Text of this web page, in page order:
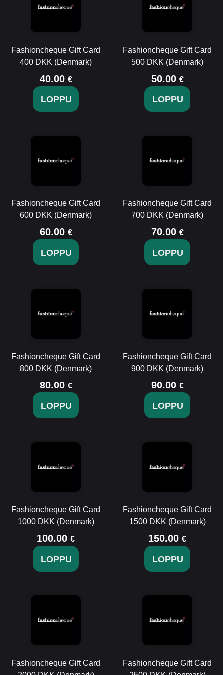
Fashioncheque Gift Card
400 DKK (Denmark)
40.00 €
LOPPU
Fashioncheque Gift Card
500 DKK (Denmark)
50.00 €
LOPPU
Fashioncheque Gift Card
600 DKK (Denmark)
60.00 €
LOPPU
Fashioncheque Gift Card
700 DKK (Denmark)
70.00 €
LOPPU
Fashioncheque Gift Card
800 DKK (Denmark)
80.00 €
LOPPU
Fashioncheque Gift Card
900 DKK (Denmark)
90.00 €
LOPPU
Fashioncheque Gift Card
1000 DKK (Denmark)
100.00 €
LOPPU
Fashioncheque Gift Card
1500 DKK (Denmark)
150.00 €
LOPPU
Fashioncheque Gift Card
Fashioncheque Gift Card